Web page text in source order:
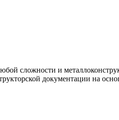
сложности и
документации на